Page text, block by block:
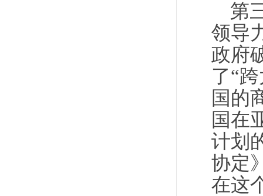
第
领导
政府
了“
国的
国在
计划
协定
在这